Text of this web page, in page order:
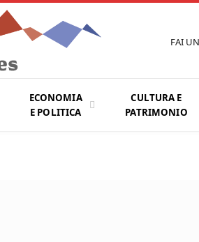
FAI
ECONOMIA
E POLITICA
CULTURA E
PATRIMONIO